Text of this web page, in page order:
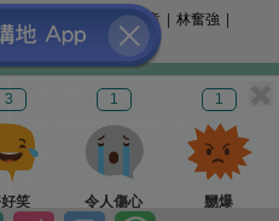
3
笑
1
令人傷心
1
嬲爆
姚銘 精選文章 | 林奮強 |
© 港人講地
電郵: speakout@speakout.hk
傳真: 85228041301
版權所有 不得轉載